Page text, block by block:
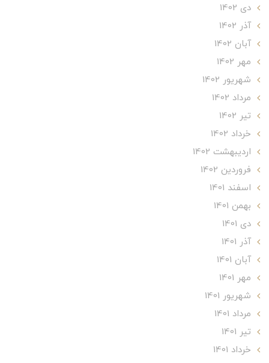
دی 1402
آذر 1402
آبان 1402
مهر 1402
شهریور 1402
مرداد 1402
تير 1402
خرداد 1402
ارديبهشت 1402
فروردین 1402
اسفند 1401
بهمن 1401
دی 1401
آذر 1401
آبان 1401
مهر 1401
شهریور 1401
مرداد 1401
تير 1401
خرداد 1401